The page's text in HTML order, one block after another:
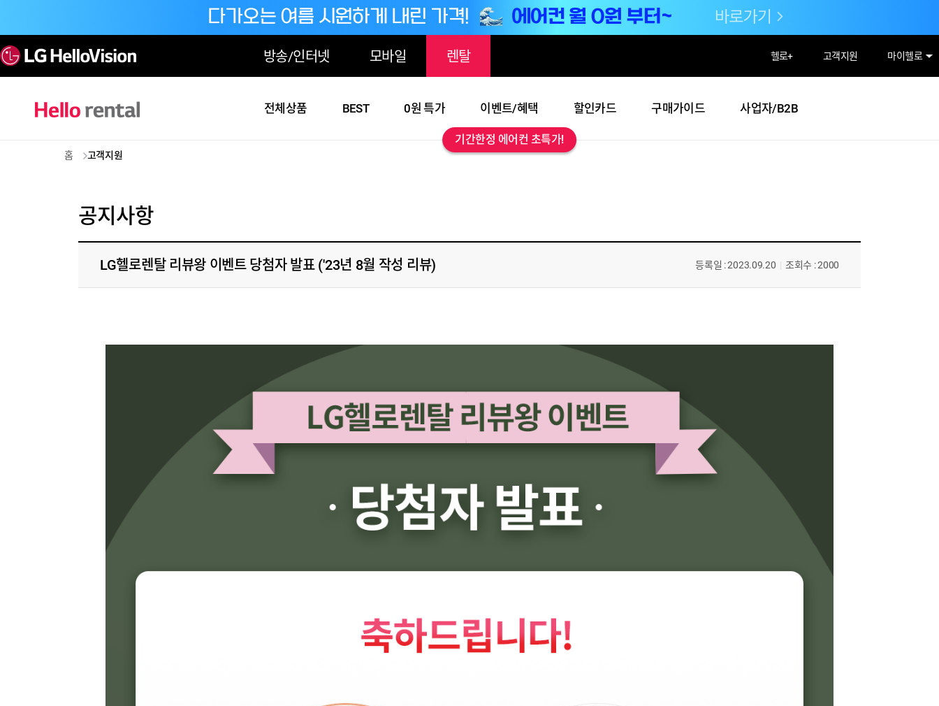
방송/인터넷 모바일 렌탈 헬로+ 고객지원 마이헬로
전체상품 BEST 0원 특가 이벤트/혜택
기간한정 에어컨 초특가!
할인카드 구매가이드 사업자/B2B
홈 고객지원
공지사항
LG헬로렌탈 리뷰왕 이벤트 당첨자 발표 ('23년 8월 작성 리뷰) 등록일 : 2023.09.20 | 조회수 : 2000